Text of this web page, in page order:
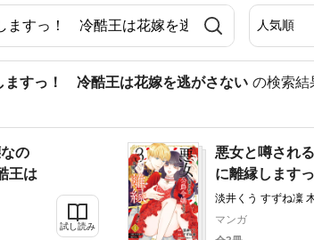
ますっ！ 冷酷王は花嫁を逃がさない の検索結
の
王は
試し読み
悪女と噂され
に離縁しますっ
淡井くう すずね凜
マンガ